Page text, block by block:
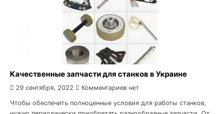
Качественные запчасти для станков в Украине
29 сентября, 2022 Комментариев нет
Чтобы обеспечить полноценные условия для работы станков,